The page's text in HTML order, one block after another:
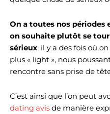
On a toutes nos périodes
on souhaite plutôt se
sérieux, il y a des fois où
plus « light », nous
rencontre sans prise de
C’est ainsi que l’on peut
dating avis de manière